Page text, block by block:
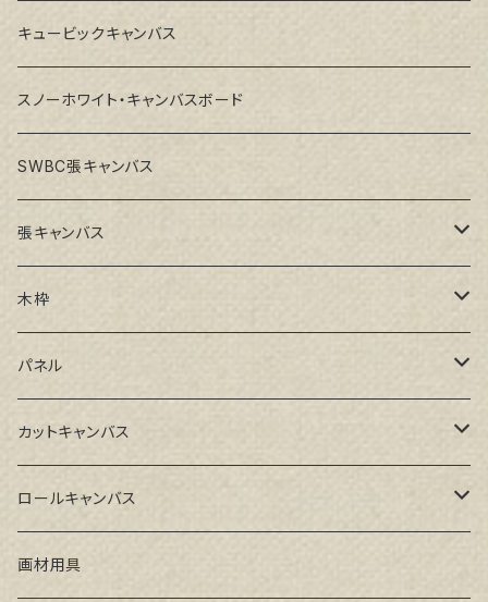
キュービックキャンバス
スノーホワイト・キャンバスボード
SWBC張キャンバス
張キャンバス
GAERA F(中細目)
GAERA BA(中荒目)
GAERA GLC(中目)
トークロ イエロー(中目)
トークロ 赤SP(中目)
木枠
ルーブル米杉木枠
Paulo木枠
パネル
ラワンパネル
シナパネル
カットキャンバス
GAERA F(中細目)
GAERA BA(中荒目)
ロールキャンバス
GAERA F(中細目) / BA(中荒目)
画材用具